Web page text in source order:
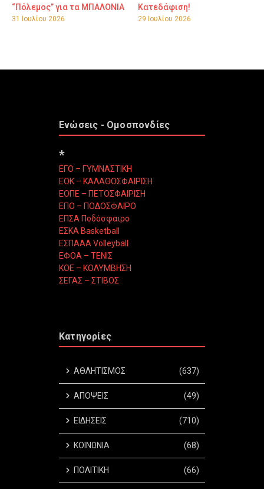
“Πόλεμος” για τα ΜΠΑΛΟΝΙΑ
31 Ιουλίου 2026
Κατεδάφιση!
29 Ιουλίου 2026
Ενώσεις - Ομοσπονδίες
*
ΕΓΟ – ΓΥΜΝΑΣΤΙΚΗ
ΕΟΚ – ΚΑΛΑΘΟΣΦΑΙΡΙΣΗ
ΕΟΠΕ – ΠΕΤΟΣΦΑΙΡΙΣΗ
ΕΠΟ – ΠΟΔΟΣΦΑΙΡΟ
ΕΠΣΑ Ποδόσφαιρο
ΕΣΚΑ Basketball
ΕΣΠΑΑΑ Volleyball
ΕΦΟΑ – ΤΕΝΙΣ
ΚΟΕ – ΚΟΛΥΜΒΗΣΗ
ΣΕΓΑΣ – ΣΤΙΒΟΣ
Κατηγορίες
ΑΘΛΗΤΙΣΜΟΣ (637)
ΑΠΟΨΕΙΣ (49)
ΕΙΔΗΣΕΙΣ (710)
ΚΟΙΝΩΝΙΑ (68)
ΠΟΛΙΤΙΚΗ (66)